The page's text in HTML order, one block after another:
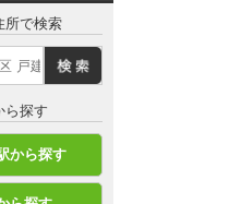
所で検索
ら探す
から探す